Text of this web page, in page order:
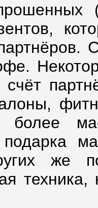
более
подарка
же